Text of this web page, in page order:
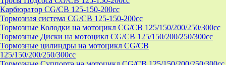
Карбюратор CG/CB 125-150-200cc
Тормозная система CG/CB 125-150-200cc
Тормозные Колодки на мотоцикл CG/CB 125/150/200/250/300cc
Тормозные Диски на мотоцикл CG/CB 125/150/200/250/300cc
Тормозные цилиндры на мотоцикл CG/CB
125/150/200/250/300cc